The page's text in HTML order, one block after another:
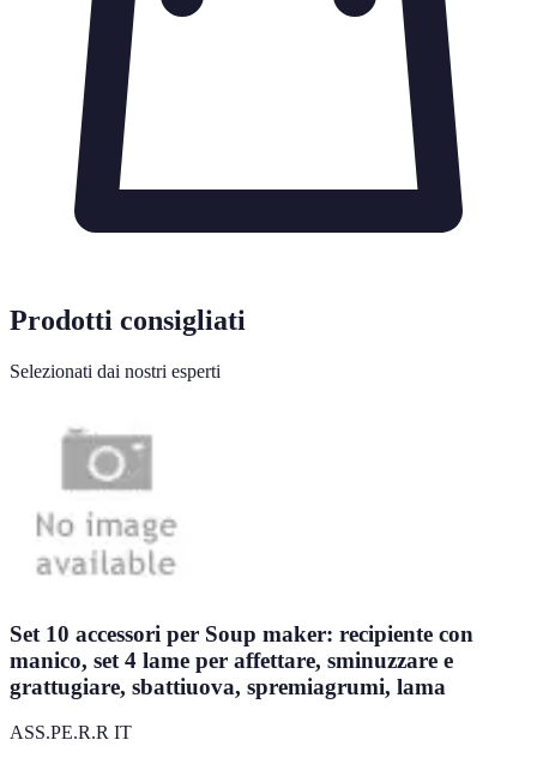
Prodotti consigliati
Selezionati dai nostri esperti
Set 10 accessori per Soup maker: recipiente con
manico, set 4 lame per affettare, sminuzzare e
grattugiare, sbattiuova, spremiagrumi, lama
ASS.PE.R.R IT